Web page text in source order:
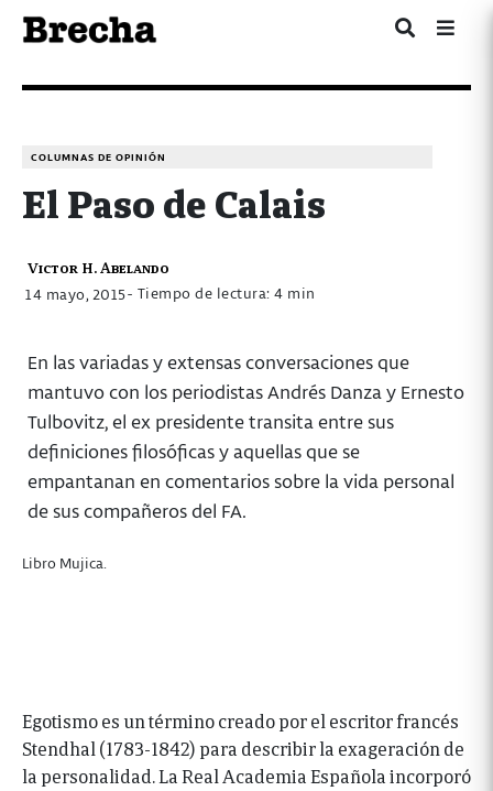
COLUMNAS DE OPINIÓN
El Paso de Calais
Victor H. Abelando
14 mayo, 2015- Tiempo de lectura: 4 min
En las variadas y extensas conversaciones que
mantuvo con los periodistas Andrés Danza y Ernesto
Tulbovitz, el ex presidente transita entre sus
definiciones filosóficas y aquellas que se
empantanan en comentarios sobre la vida personal
de sus compañeros del FA.
Libro Mujica.
Egotismo es un término creado por el escritor francés
Stendhal (1783-1842) para describir la exageración de
la personalidad. La Real Academia Española incorporó